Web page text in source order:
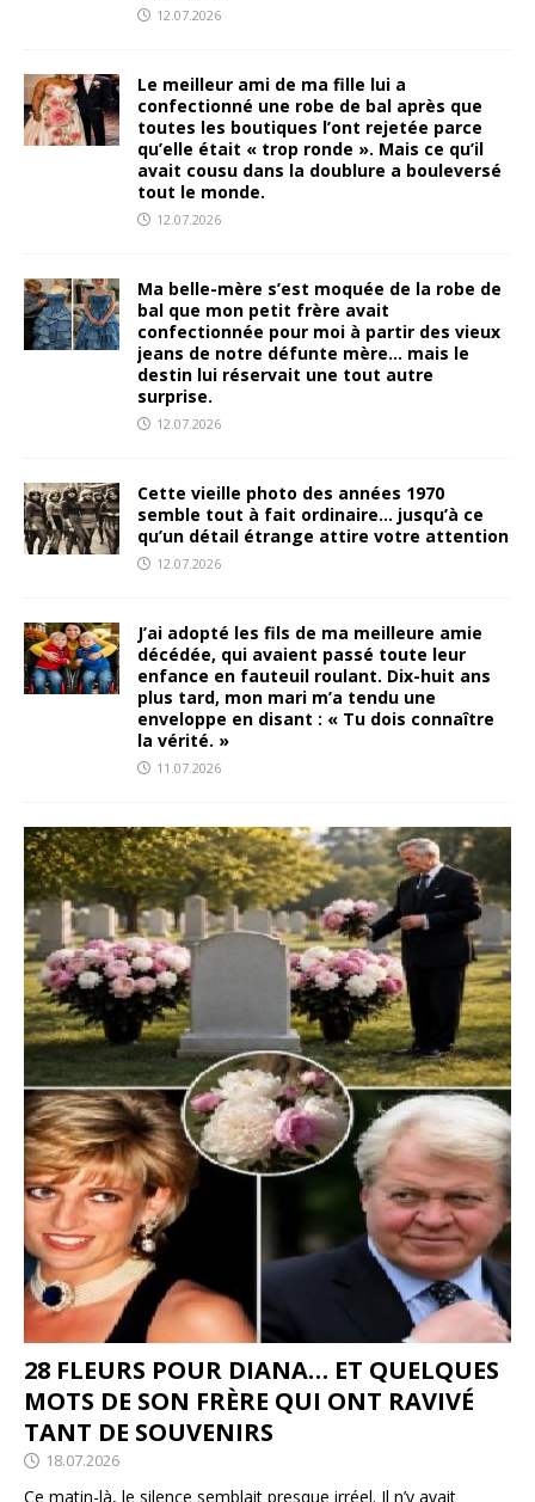
12.07.2026
Le meilleur ami de ma fille lui a
confectionné une robe de bal après que
toutes les boutiques l’ont rejetée parce
qu’elle était « trop ronde ». Mais ce qu’il
avait cousu dans la doublure a bouleversé
tout le monde.
12.07.2026
Ma belle-mère s’est moquée de la robe de
bal que mon petit frère avait
confectionnée pour moi à partir des vieux
jeans de notre défunte mère… mais le
destin lui réservait une tout autre
surprise.
12.07.2026
Cette vieille photo des années 1970
semble tout à fait ordinaire… jusqu’à ce
qu’un détail étrange attire votre attention
12.07.2026
J’ai adopté les fils de ma meilleure amie
décédée, qui avaient passé toute leur
enfance en fauteuil roulant. Dix-huit ans
plus tard, mon mari m’a tendu une
enveloppe en disant : « Tu dois connaître
la vérité. »
11.07.2026
28 FLEURS POUR DIANA… ET QUELQUES
MOTS DE SON FRÈRE QUI ONT RAVIVÉ
TANT DE SOUVENIRS
18.07.2026
Ce matin-là, le silence semblait presque irréel. Il n’y avait